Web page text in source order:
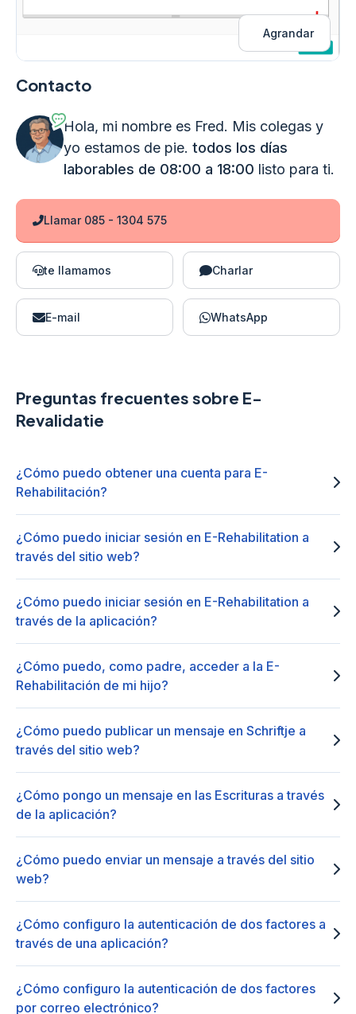
Agrandar
Contacto
Hola, mi nombre es Fred. Mis colegas y
yo estamos de pie. todos los días
laborables de 08:00 a 18:00 listo para ti.
Llamar 085 - 1304 575
te llamamos Charlar
E-mail WhatsApp
Preguntas frecuentes sobre E-
Revalidatie
¿Cómo puedo obtener una cuenta para E-
Rehabilitación?
¿Cómo puedo iniciar sesión en E-Rehabilitation a
través del sitio web?
¿Cómo puedo iniciar sesión en E-Rehabilitation a
través de la aplicación?
¿Cómo puedo, como padre, acceder a la E-
Rehabilitación de mi hijo?
¿Cómo puedo publicar un mensaje en Schriftje a
través del sitio web?
¿Cómo pongo un mensaje en las Escrituras a través
de la aplicación?
¿Cómo puedo enviar un mensaje a través del sitio
web?
¿Cómo configuro la autenticación de dos factores a
través de una aplicación?
¿Cómo configuro la autenticación de dos factores
por correo electrónico?